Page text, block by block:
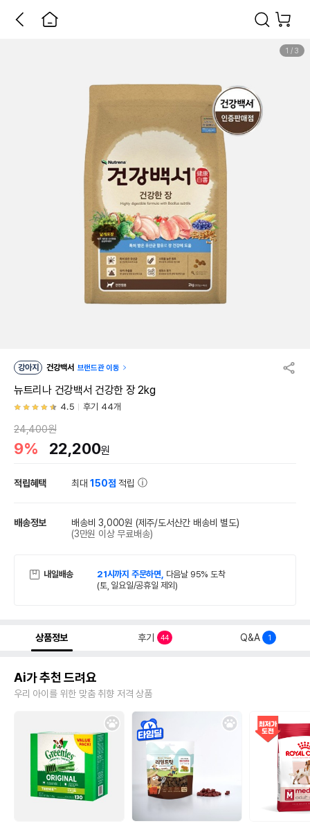
1 / 3
강아지 건강백서 브랜드관 이동
뉴트리나 건강백서 건강한 장 2kg
4.5 후기 44개
24,400원
9% 22,200원
적립혜택 최대150점 적립
배송정보 배송비 3,000원 (제주/도서산간 배송비 별도)
(3만원 이상 무료배송)
내일배송 21시까지 주문하면, 다음날 95% 도착
(토, 일요일/공휴일 제외)
상품정보 후기 44 Q&A 1
Ai가 추천 드려요
우리 아이를 위한 맞춤 취향 저격 상품